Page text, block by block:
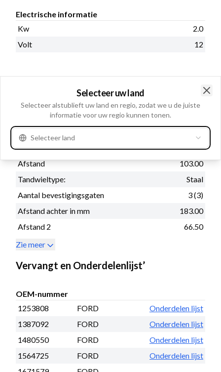
Electrische informatie
Kw
2.0
Volt
12
Aansluiting 50
B+
M8
Draairichting
Rechtsom
Afstand
103.00
Tandwieltype:
Staal
Aantal bevestigingsgaten
3 (3)
Afstand achter in mm
183.00
Afstand 2
66.50
Zie meer
Vervangt en Onderdelenlijst’
OEM-nummer
1253808
FORD
Onderdelen lijst
1387092
FORD
Onderdelen lijst
1480550
FORD
Onderdelen lijst
1564725
FORD
Onderdelen lijst
Selecteer uw land
Selecteer alstublieft uw land en regio, zodat we u de juiste
informatie voor uw regio kunnen tonen.
Selecteer land